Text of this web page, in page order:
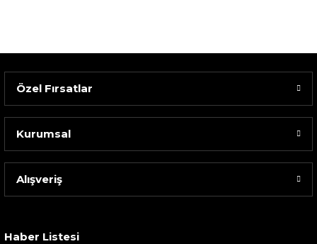
Sarev Elfıda Flanel Nevresim Takımı Çift Kişili...
Özel Fırsatlar
Kurumsal
Alışveriş
Haber Listesi